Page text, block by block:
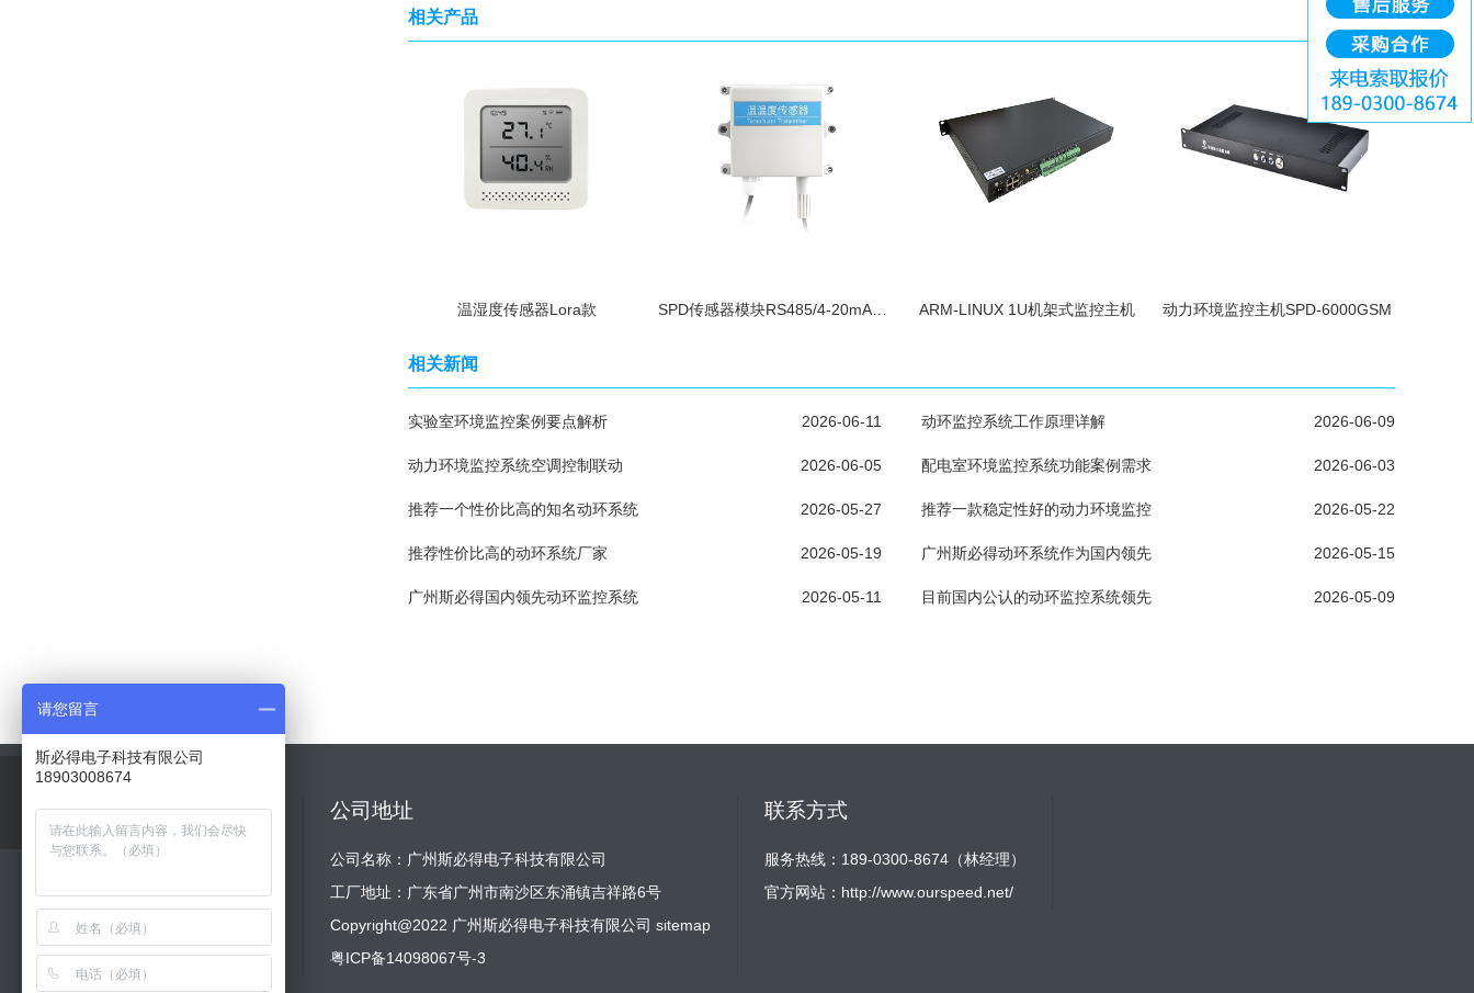
相关产品
温湿度传感器Lora款 ARM-LINUX 1U机架式监控主机 动力环境监控主机SPD-6000GSM
相关新闻
实验室环境监控案例要点解析 2026-06-11 动环监控系统工作原理详解 2026-06-09
动力环境监控系统空调控制联动 2026-06-05 配电室环境监控系统功能案例需求 2026-06-03
推荐一个性价比高的知名动环系统 2026-05-27 推荐一款稳定性好的动力环境监控 2026-05-22
推荐性价比高的动环系统厂家 2026-05-19 广州斯必得动环系统作为国内领先 2026-05-15
广州斯必得国内领先动环监控系统 2026-05-11 目前国内公认的动环监控系统领先 2026-05-09
网站导航
网站首页
新闻动态
产品展示
客户案例
资料下载
清单报价
公司地址
公司名称：广州斯必得电子科技有限公司
工厂地址：广东省广州市南沙区东涌镇吉祥路6号
Copyright@2022 广州斯必得电子科技有限公司 sitemap
粤ICP备14098067号-3
联系方式
服务热线：189-0300-8674（林经理）
官方网站： http://www.ourspeed.net/
在线体验
请您留言
斯必得电子科技有限公司
18903008674